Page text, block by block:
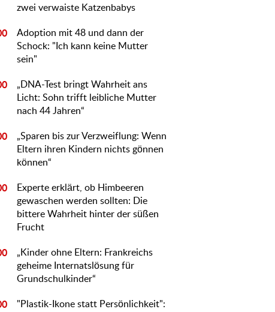
zwei verwaiste Katzenbabys
Adoption mit 48 und dann der
Schock: "Ich kann keine Mutter
sein"
„DNA-Test bringt Wahrheit ans
Licht: Sohn trifft leibliche Mutter
nach 44 Jahren“
„Sparen bis zur Verzweiflung: Wenn
Eltern ihren Kindern nichts gönnen
können“
Experte erklärt, ob Himbeeren
gewaschen werden sollten: Die
bittere Wahrheit hinter der süßen
Frucht
„Kinder ohne Eltern: Frankreichs
geheime Internatslösung für
Grundschulkinder“
"Plastik-Ikone statt Persönlichkeit":